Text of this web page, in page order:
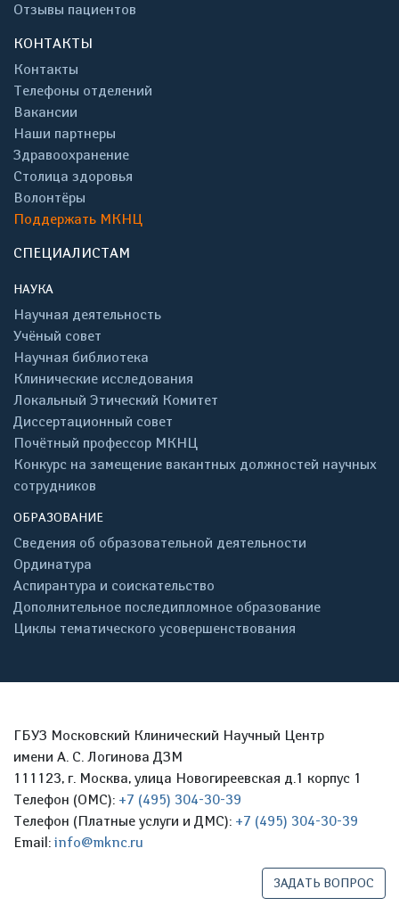
Отзывы пациентов
КОНТАКТЫ
Контакты
Телефоны отделений
Вакансии
Наши партнеры
Здравоохранение
Столица здоровья
Волонтёры
Поддержать МКНЦ
СПЕЦИАЛИСТАМ
НАУКА
Научная деятельность
Учёный совет
Научная библиотека
Клинические исследования
Локальный Этический Комитет
Диссертационный совет
Почётный профессор МКНЦ
Конкурс на замещение вакантных должностей научных
сотрудников
ОБРАЗОВАНИЕ
Сведения об образовательной деятельности
Ординатура
Аспирантура и соискательство
Дополнительное последипломное образование
Циклы тематического усовершенствования
ГБУЗ Московский Клинический Научный Центр
имени А. С. Логинова ДЗМ
111123, г. Москва, улица Новогиреевская д.1 корпус 1
Телефон (ОМС): +7 (495) 304-30-39
Телефон (Платные услуги и ДМС): +7 (495) 304-30-39
Email: info@mknc.ru
ЗАДАТЬ ВОПРОС